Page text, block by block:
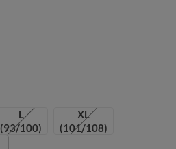
L
(93/100)
XL
(101/108)